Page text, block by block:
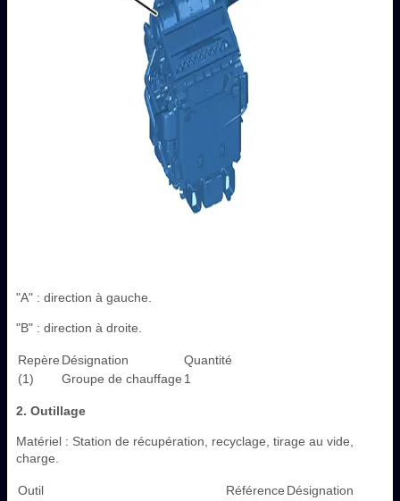
"A" : direction à gauche.
"B" : direction à droite.
Repère Désignation
Quantité
(1)
Groupe de chauffage 1
2. Outillage
Matériel : Station de récupération, recyclage, tirage au vide,
charge.
Outil Référence Désignation